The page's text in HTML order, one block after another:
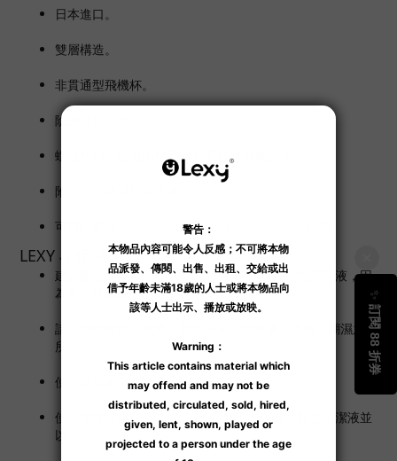
日本進口。
雙層構造。
非貫通型飛機杯。
陰部外型設計。
螺旋褶皺、陰道肉壁及收緊子宮頸刺激設計。
附送潤滑液試用裝 1 包。
可自行配購 性感萌兔の小野六花愛汁 80 毫升
LEXY 小建議
建議配合 水溶性潤滑液 使用，但避免使用矽性潤滑液，因
為會損耗產品上的矽膠表層。
請收納於陰涼之處所，避免陽光直接曝曬、高溫、潮濕之處
所。
使用時如有不適，請立即停止使用。
使用後建議用玩具清潔液
使用清洗，以溫水除去清潔液並
以
抺乾。